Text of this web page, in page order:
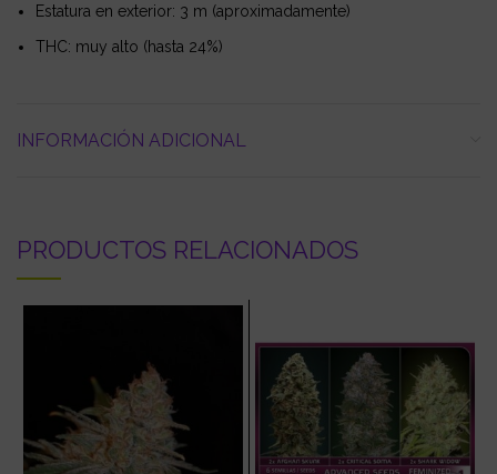
Estatura en exterior: 3 m (aproximadamente)
THC: muy alto (hasta 24%)
INFORMACIÓN ADICIONAL
PRODUCTOS RELACIONADOS